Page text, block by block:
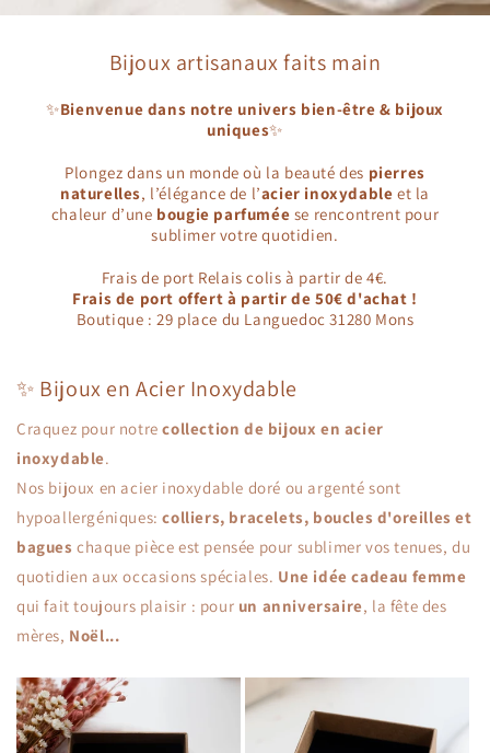
Bijoux artisanaux faits main
✨Bienvenue dans notre univers bien-être & bijoux
uniques✨
Plongez dans un monde où la beauté des pierres
naturelles, l’élégance de l’acier inoxydable et la
chaleur d’une bougie parfumée se rencontrent pour
sublimer votre quotidien.
Frais de port Relais colis à partir de 4€.
Frais de port offert à partir de 50€ d'achat !
Boutique : 29 place du Languedoc 31280 Mons
✨ Bijoux en Acier Inoxydable
Craquez pour notrecollection de bijoux en acier
inoxydable.
Nos bijoux en acier inoxydable doré ou argenté sont
hypoallergéniques:colliers, bracelets, boucles d'oreilles et
bagues chaque pièce est pensée pour sublimer vos tenues, du
quotidien aux occasions spéciales. Une idée cadeau femme
qui fait toujours plaisir : pour un anniversaire, la fête des
mères, Noël...